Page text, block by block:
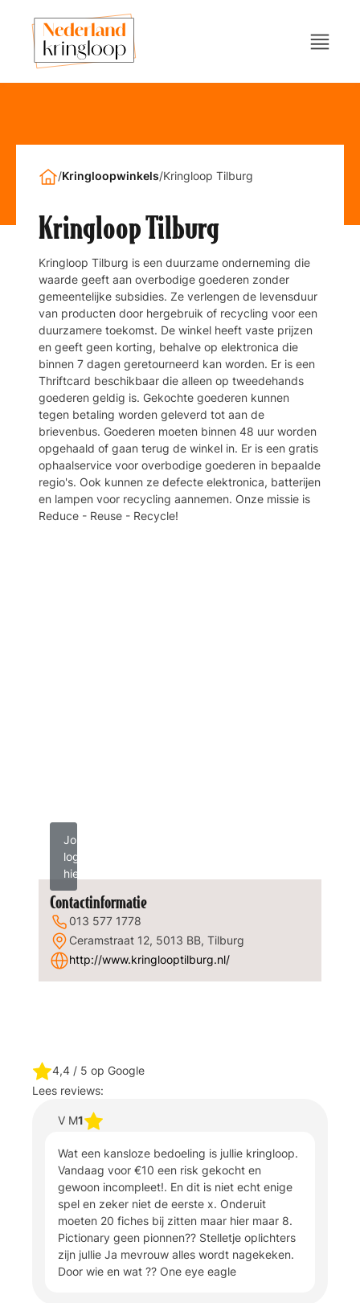
/Kringloopwinkels/Kringloop Tilburg
Kringloop Tilburg
Kringloop Tilburg is een duurzame onderneming die
waarde geeft aan overbodige goederen zonder
gemeentelijke subsidies. Ze verlengen de levensduur
van producten door hergebruik of recycling voor een
duurzamere toekomst. De winkel heeft vaste prijzen
en geeft geen korting, behalve op elektronica die
binnen 7 dagen geretourneerd kan worden. Er is een
Thriftcard beschikbaar die alleen op tweedehands
goederen geldig is. Gekochte goederen kunnen
tegen betaling worden geleverd tot aan de
brievenbus. Goederen moeten binnen 48 uur worden
opgehaald of gaan terug de winkel in. Er is een gratis
ophaalservice voor overbodige goederen in bepaalde
regio's. Ook kunnen ze defecte elektronica, batterijen
en lampen voor recycling aannemen. Onze missie is
Reduce - Reuse - Recycle!
Jouw
logo
hier?
Contactinformatie
013 577 1778
Ceramstraat 12, 5013 BB, Tilburg
http://www.kringlooptilburg.nl/
4,4 / 5 op Google
Lees reviews:
V M1
Wat een kansloze bedoeling is jullie kringloop.
Vandaag voor €10 een risk gekocht en
gewoon incompleet!. En dit is niet echt enige
spel en zeker niet de eerste x. Onderuit
moeten 20 fiches bij zitten maar hier maar 8.
Pictionary geen pionnen?? Stelletje oplichters
zijn jullie Ja mevrouw alles wordt nagekeken.
Door wie en wat ?? One eye eagle